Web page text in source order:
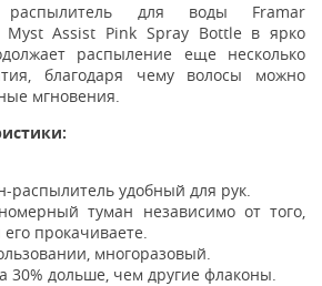
распылитель для воды Framar
Myst Assist Pink Spray Bottle в ярко
распыление еще несколько
благодаря чему волосы можно
мгновения.
распылитель удобный для рук.
туман независимо от того,
прокачиваете.
многоразовый.
30% дольше, чем другие флаконы.